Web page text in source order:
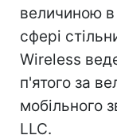
величиною
сфері
Wireless
п'ятого за
мобільного
LLC.